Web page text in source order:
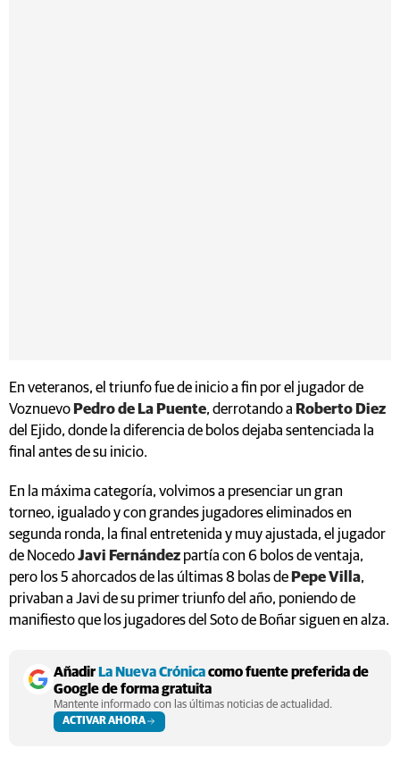
En veteranos, el triunfo fue de inicio a fin por el jugador de
Voznuevo Pedro de La Puente, derrotando a Roberto Diez
del Ejido, donde la diferencia de bolos dejaba sentenciada la
final antes de su inicio.
En la máxima categoría, volvimos a presenciar un gran
torneo, igualado y con grandes jugadores eliminados en
segunda ronda, la final entretenida y muy ajustada, el jugador
de NocedoJavi Fernández partía con 6 bolos de ventaja,
pero los 5 ahorcados de las últimas 8 bolas de Pepe Villa,
privaban a Javi de su primer triunfo del año, poniendo de
manifiesto que los jugadores del Soto de Boñar siguen en alza.
AñadirLa Nueva Crónicacomo fuente preferida de
Google de forma gratuita
Mantente informado con las últimas noticias de actualidad.
ACTIVAR AHORA